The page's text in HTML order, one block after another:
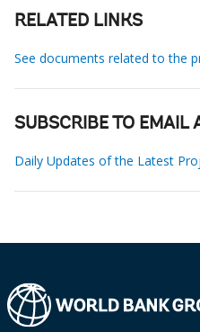
RELATED LINKS
See documents related to the
SUBSCRIBE TO EMAIL
Daily Updates of the Latest